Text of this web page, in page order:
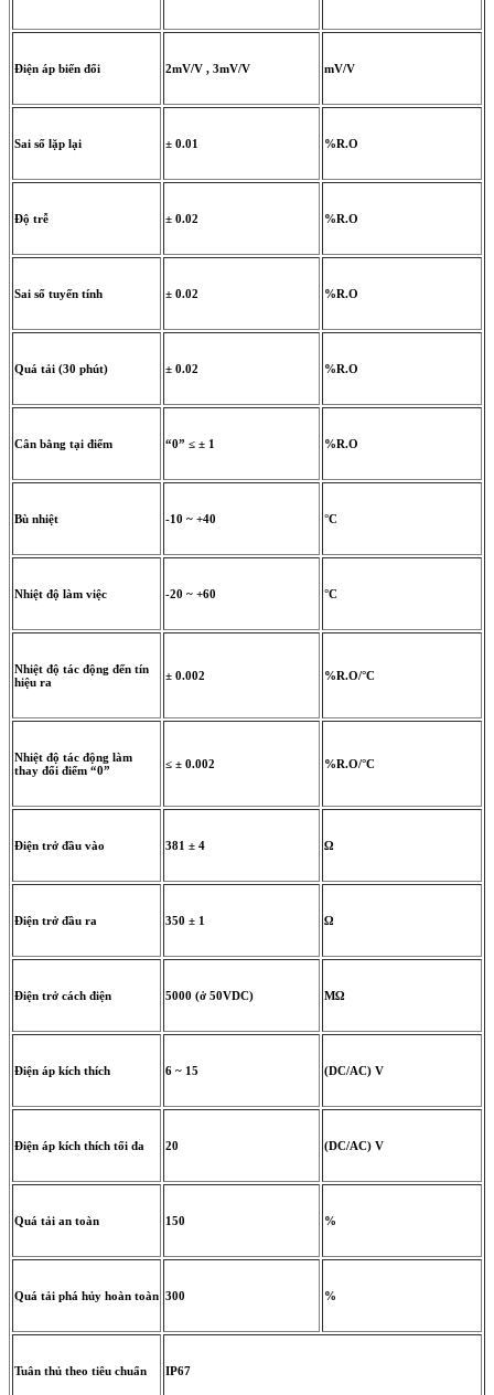
Điện áp biến đổi 2mV/V , 3mV/V mV/V
Sai số lặp lại ± 0.01 %R.O
Độ trễ ± 0.02 %R.O
Sai số tuyến tính ± 0.02 %R.O
Quá tải (30 phút) ± 0.02 %R.O
Cân bằng tại điểm “0” ≤ ± 1 %R.O
Bù nhiệt -10 ~ +40 °C
Nhiệt độ làm việc -20 ~ +60 °C
Nhiệt độ tác động đến tín
hiệu ra
± 0.002 %R.O/°C
Nhiệt độ tác động làm
thay đổi điểm “0”
≤ ± 0.002 %R.O/°C
Điện trở đầu vào 381 ± 4 Ω
Điện trở đầu ra 350 ± 1 Ω
Điện trở cách điện 5000 (ở 50VDC) MΩ
Điện áp kích thích 6 ~ 15 (DC/AC) V
Điện áp kích thích tối đa 20 (DC/AC) V
Quá tải an toàn 150 %
Quá tải phá hủy hoàn toàn 300 %
Tuân thủ theo tiêu chuẩn IP67